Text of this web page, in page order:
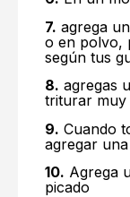
7. agrega
o en polvo,
según tus
8. agregas
triturar muy
9. Cuando
agregar
10. Agrega
picado